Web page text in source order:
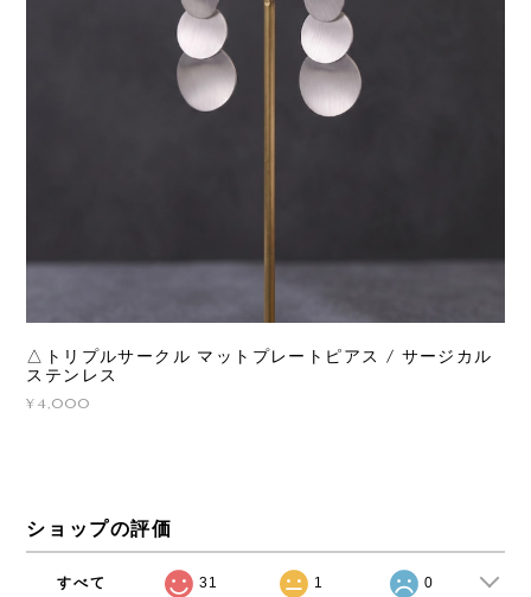
△トリプルサークル マットプレートピアス / サージカル
ステンレス
¥4,000
ショップの評価
すべて 31 1 0